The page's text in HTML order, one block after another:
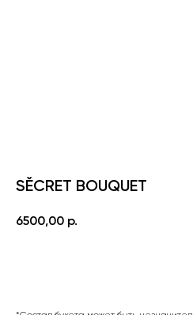
SĚCRET BOUQUET
6500,00 р.